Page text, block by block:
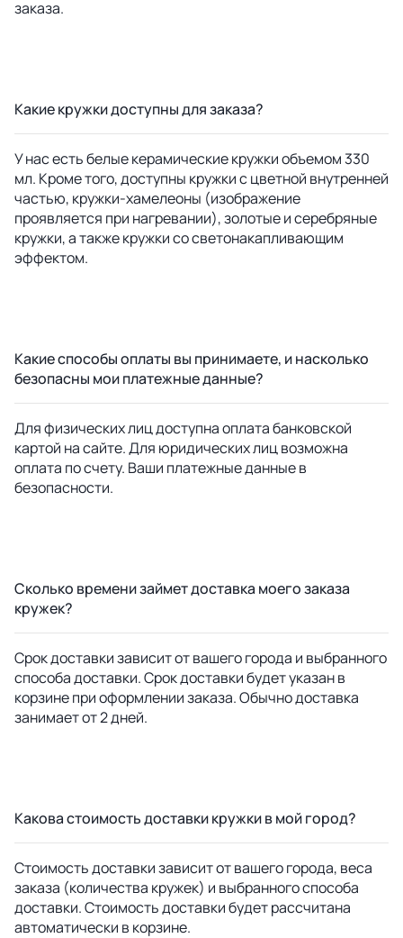
заказа.
Какие кружки доступны для заказа?
У нас есть белые керамические кружки объемом 330
мл. Кроме того, доступны кружки с цветной внутренней
частью, кружки-хамелеоны (изображение
проявляется при нагревании), золотые и серебряные
кружки, а также кружки со светонакапливающим
эффектом.
Какие способы оплаты вы принимаете, и насколько
безопасны мои платежные данные?
Для физических лиц доступна оплата банковской
картой на сайте. Для юридических лиц возможна
оплата по счету. Ваши платежные данные в
безопасности.
Сколько времени займет доставка моего заказа
кружек?
Срок доставки зависит от вашего города и выбранного
способа доставки. Срок доставки будет указан в
корзине при оформлении заказа. Обычно доставка
занимает от 2 дней.
Какова стоимость доставки кружки в мой город?
Стоимость доставки зависит от вашего города, веса
заказа (количества кружек) и выбранного способа
доставки. Стоимость доставки будет рассчитана
автоматически в корзине.